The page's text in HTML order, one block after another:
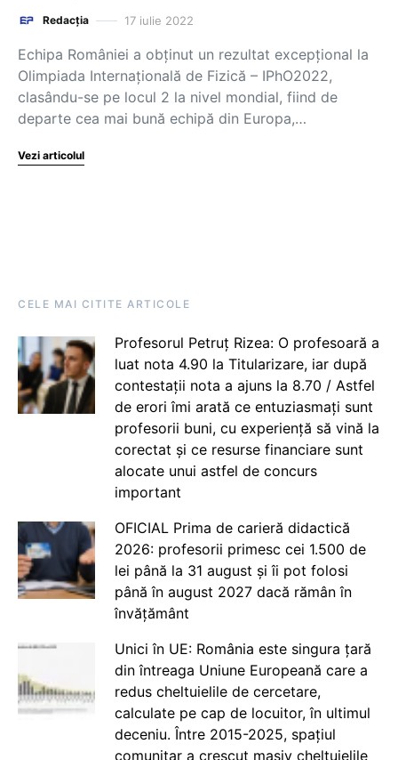
Redacția 17 iulie 2022
Echipa României a obținut un rezultat excepțional la
Olimpiada Internațională de Fizică – IPhO2022,
clasându-se pe locul 2 la nivel mondial, fiind de
departe cea mai bună echipă din Europa,…
Vezi articolul
CELE MAI CITITE ARTICOLE
Profesorul Petruț Rizea: O profesoară a
luat nota 4.90 la Titularizare, iar după
contestații nota a ajuns la 8.70 / Astfel
de erori îmi arată ce entuziasmați sunt
profesorii buni, cu experiență să vină la
corectat și ce resurse financiare sunt
alocate unui astfel de concurs
important
OFICIAL Prima de carieră didactică
2026: profesorii primesc cei 1.500 de
lei până la 31 august și îi pot folosi
până în august 2027 dacă rămân în
învățământ
Unici în UE: România este singura țară
din întreaga Uniune Europeană care a
redus cheltuielile de cercetare,
calculate pe cap de locuitor, în ultimul
deceniu. Între 2015-2025, spațiul
comunitar a crescut masiv cheltuielile